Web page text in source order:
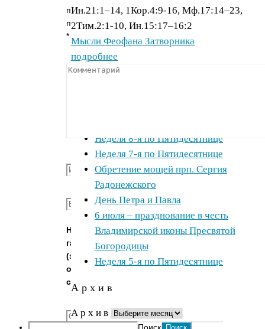
поля
помечены
*
Комментарий
Имя
Email*
Нажмите
галочку
(защита
от
спама)
Ин.21:1–14, 1Кор.4:9-16, Мф.17:14–23,
2Тим.2:1-10, Ин.15:17–16:2
Мысли Феофана Затворника
подробнее
Полная версия православного календаря
Неделя 8-я по Пятидесятнице
Неделя 7-я по Пятидесятнице
Обретение мощей прп. Сергия
Радонежского
День Петра и Павла
6 июля – празднование в честь
Владимирской иконы Пресвятой
Богородицы
Неделя 5-я по Пятидесятнице
А р х и в
А р х и в